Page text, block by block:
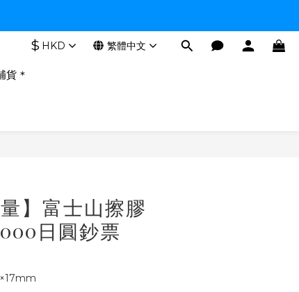
$ HKD 繁體中文
貨＊
】富士山擦膠
日圓鈔票